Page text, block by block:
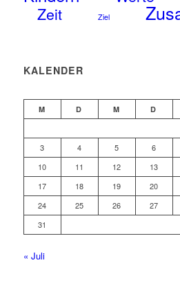
Zeit
Ziel
KALENDER
M D M D
3
4 5 6
10
11 12 13
17
18 19 20
24
25 26 27
31
« Juli